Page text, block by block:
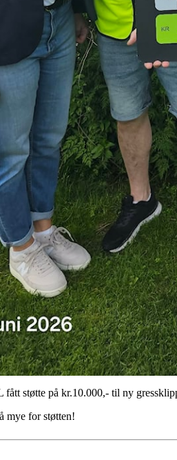
støtte på kr.10.000,- til ny
mye for støtten!